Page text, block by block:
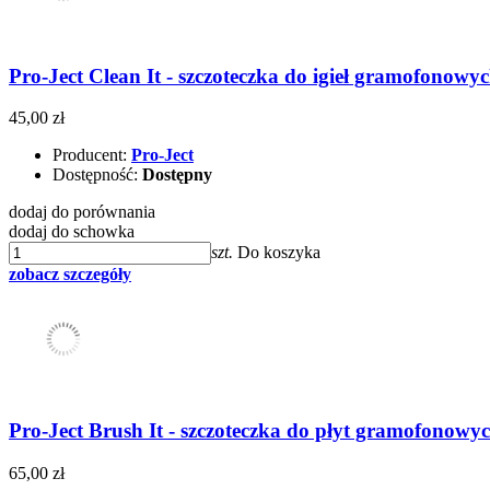
Pro-Ject Clean It - szczoteczka do igieł
45,00 zł
Producent: Pro-Ject
Dostępność: Dostępny
dodaj do porównania
dodaj do schowka
szt. Do koszyka
zobacz szczegóły
Pro-Ject Brush It - szczoteczka do płyt
65,00 zł